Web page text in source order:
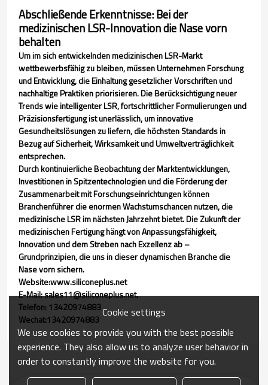
Abschließende Erkenntnisse: Bei der
medizinischen LSR-Innovation die Nase vorn
behalten
Um im sich entwickelnden medizinischen LSR-Markt
wettbewerbsfähig zu bleiben, müssen Unternehmen Forschung
und Entwicklung, die Einhaltung gesetzlicher Vorschriften und
nachhaltige Praktiken priorisieren. Die Berücksichtigung neuer
Trends wie intelligenter LSR, fortschrittlicher Formulierungen und
Präzisionsfertigung ist unerlässlich, um innovative
Gesundheitslösungen zu liefern, die höchsten Standards in
Bezug auf Sicherheit, Wirksamkeit und Umweltverträglichkeit
entsprechen.
Durch kontinuierliche Beobachtung der Marktentwicklungen,
Investitionen in Spitzentechnologien und die Förderung der
Zusammenarbeit mit Forschungseinrichtungen können
Branchenführer die enormen Wachstumschancen nutzen, die
medizinische LSR im nächsten Jahrzehnt bietet. Die Zukunft der
medizinischen Fertigung hängt von Anpassungsfähigkeit,
Innovation und dem Streben nach Exzellenz ab –
Grundprinzipien, die uns in dieser dynamischen Branche die
Nase vorn sichern.
Website:www.siliconeplus.net
E-Mail: sales11@siliconeplus.net.
Telefon: 13420974883
Wechat:13420974883
Cookie settings
We use cookies to provide you with the best possible
experience. They also allow us to analyze user behavior in
order to constantly improve the website for you.